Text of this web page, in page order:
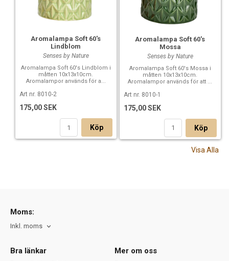
Aromalampa Soft 60's
Lindblom
Senses by Nature
Aromalampa Soft 60's Lindblom i
måtten 10x13x10cm.
Aromalampor används för a...
Art nr. 8010-2
175,00 SEK
Köp
Aromalampa Soft 60's
Mossa
Senses by Nature
Aromalampa Soft 60's Mossa i
måtten 10x13x10cm.
Aromalampor används för att ...
Art nr. 8010-1
175,00 SEK
Köp
Visa Alla
Moms:
Inkl. moms
Bra länkar Mer om oss